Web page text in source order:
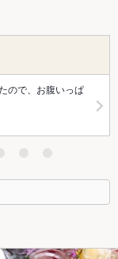
ので、お腹いっぱ